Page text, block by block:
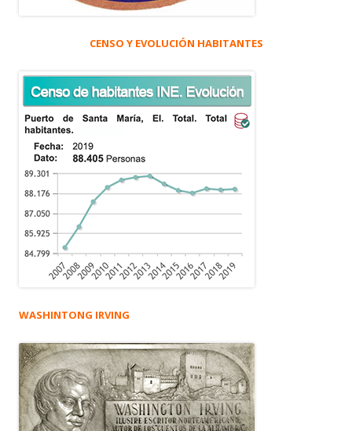
CENSO Y EVOLUCIÓN HABITANTES
WASHINTONG IRVING